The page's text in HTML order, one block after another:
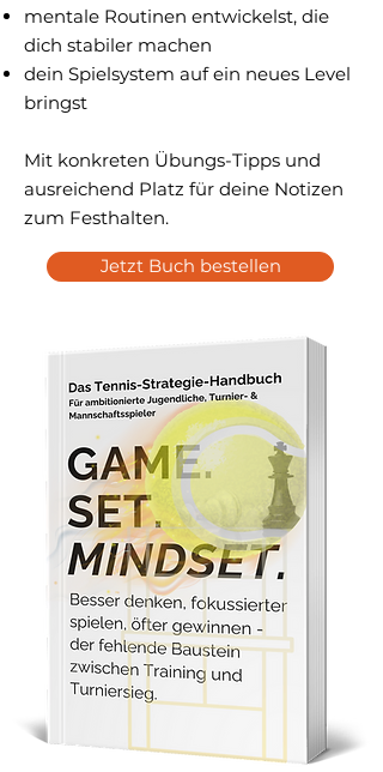
mentale Routinen entwickelst, die
dich stabiler machen
dein Spielsystem auf ein neues Level
bringst
Mit konkreten Übungs-Tipps und
ausreichend Platz für deine Notizen
zum Festhalten.
Jetzt Buch bestellen